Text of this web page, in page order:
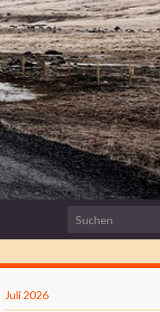
Search for:
Juli 2026